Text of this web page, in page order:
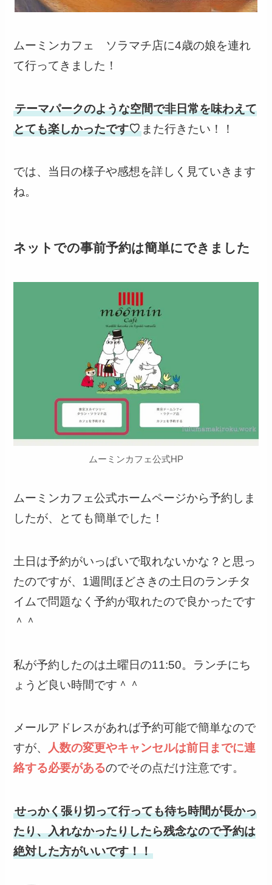
ムーミンカフェ ソラマチ店に4歳の娘を連れ
て行ってきました！
テーマパークのような空間で非日常を味わえて
とても楽しかったです♡ また行きたい！！
では、当日の様子や感想を詳しく見ていきます
ね。
ネットでの事前予約は簡単にできました
ムーミンカフェ公式HP
ムーミンカフェ公式ホームページから予約しま
したが、とても簡単でした！
土日は予約がいっぱいで取れないかな？と思っ
たのですが、1週間ほどさきの土日のランチタ
イムで問題なく予約が取れたので良かったです
＾＾
私が予約したのは土曜日の11:50。ランチにち
ょうど良い時間です＾＾
メールアドレスがあれば予約可能で簡単なので
すが、 人数の変更やキャンセルは前日までに連
絡する必要があるのでその点だけ注意です。
せっかく張り切って行っても待ち時間が長かっ
たり、入れなかったりしたら残念なので予約は
絶対した方がいいです！！